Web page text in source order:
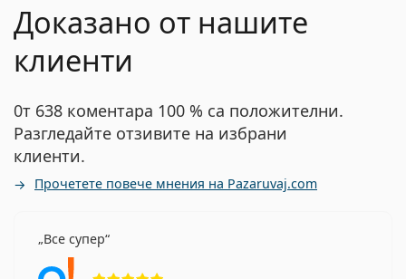
Доказано от нашите
клиенти
0т 638 коментара 100 % са положителни.
Разгледайте отзивите на избрани
клиенти.
Прочетете повече мнения на Pazaruvaj.com
Все супер